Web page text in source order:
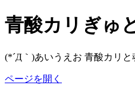
青酸カリぎゅ
(*´Д｀)あいうえお 青酸カリと
ページを開く